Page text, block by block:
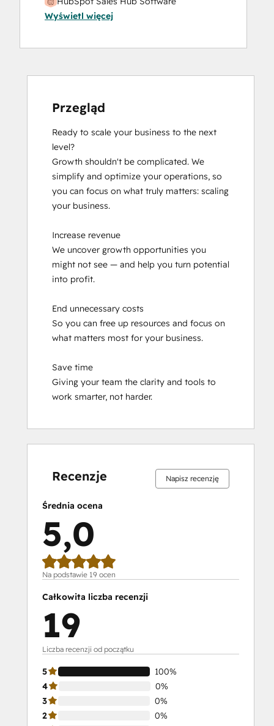
Certification
Revenue Operations
Wyświetl więcej
Przegląd
Ready to scale your business to the next
level?
Growth shouldn't be complicated. We
simplify and optimize your operations, so
you can focus on what truly matters: scaling
your business.
Increase revenue
We uncover growth opportunities you
might not see — and help you turn potential
into profit.
End unnecessary costs
So you can free up resources and focus on
what matters most for your business.
Save time
Giving your team the clarity and tools to
work smarter, not harder.
Recenzje Napisz recenzję
Średnia ocena
5,0
Na podstawie 19 ocen
Całkowita liczba recenzji
19
Liczba recenzji od początku
5
100%
4
0%
3
0%
2
0%